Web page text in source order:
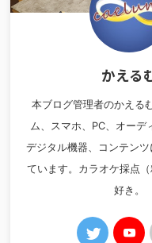
かえる
本ブログ管理者のかえる
ム、スマホ、PC、オーデ
デジタル機器、コンテン
ています。カラオケ採点
好き。